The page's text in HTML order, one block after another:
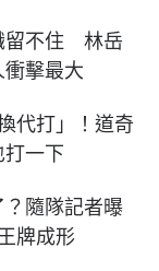
留不住 林岳
擊最大
代打」！道奇
一下
隨隊記者曝
牌成形